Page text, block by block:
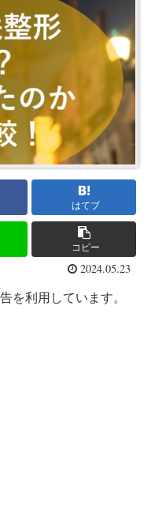
はてブ
コピー
2024.05.23
を利用しています。